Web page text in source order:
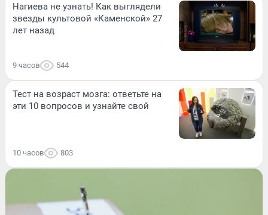
Нагиева не узнать! Как выглядели
звезды культовой «Каменской» 27
лет назад
9 часов 544
Тест на возраст мозга: ответьте на
эти 10 вопросов и узнайте свой
10 часов 803